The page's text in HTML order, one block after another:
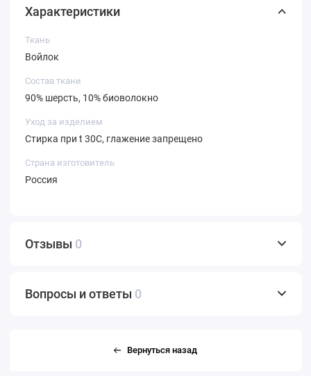
Характеристики
Ткань
Войлок
Состав ткани
90% шерсть, 10% биоволокно
Уход за изделием
Стирка при t 30С, глажение запрещено
Страна изготовитель
Россия
Отзывы 0
Вопросы и ответы 0
Вернуться назад